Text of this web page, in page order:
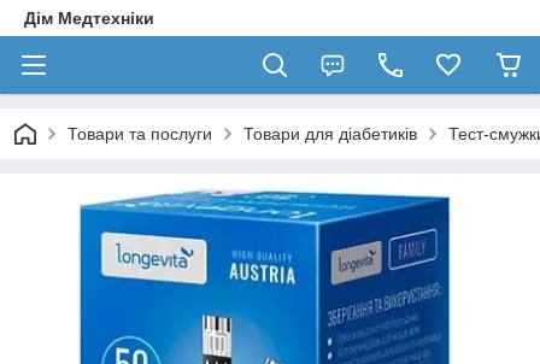
Дім Медтехніки
Товари та послуги Товари для діабетиків Тест-